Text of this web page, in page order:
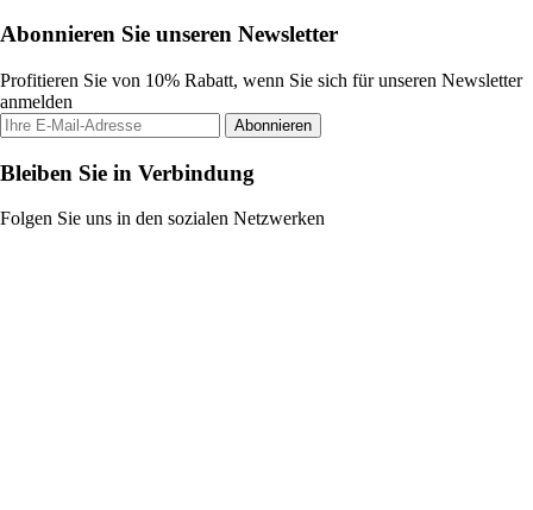
Abonnieren Sie unseren Newsletter
Profitieren Sie von 10% Rabatt, wenn Sie sich für unseren Newsletter
anmelden
Abonnieren
Bleiben Sie in Verbindung
Folgen Sie uns in den sozialen Netzwerken